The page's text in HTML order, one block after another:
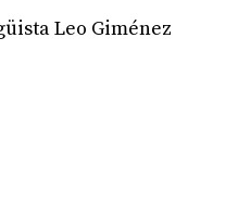
Leo Giménez